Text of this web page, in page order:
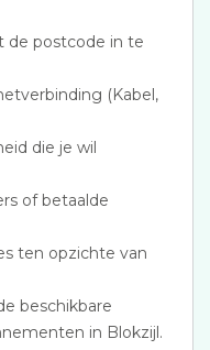
de postcode in te
(Kabel,
die je wil
of betaalde
ten opzichte van
beschikbare
in Blokzijl.